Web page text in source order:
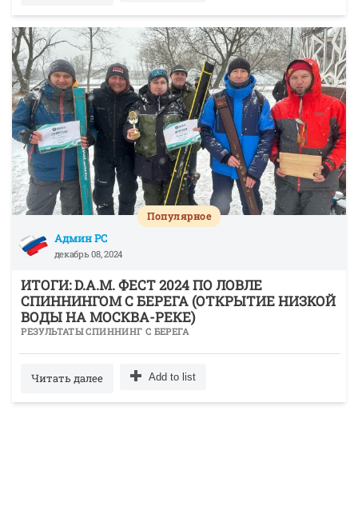
Админ РС
декабрь 08, 2024
Популярное
ИТОГИ: D.A.M. ФЕСТ 2024 ПО ЛОВЛЕ
СПИННИНГОМ С БЕРЕГА (ОТКРЫТИЕ НИЗКОЙ
ВОДЫ НА МОСКВА-РЕКЕ)
РЕЗУЛЬТАТЫ СПИННИНГ С БЕРЕГА
Читать далее Add to list